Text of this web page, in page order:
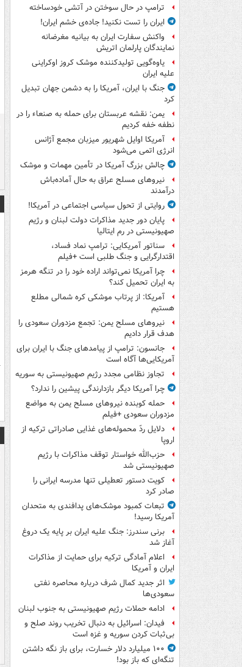
ترامپ در حال سوختن در آتشی خودساخته
ایران را تست نکنید! جاده‌ی خشم ایران!
واکنش سفارت ایران به بیانیه مغرضانه
نمایندگان پارلمان اتریش
یاوه‌گویی تولیدکننده موشک کروز اوکراینی
علیه ایران
جنگ با ایران، آمریکا را به دشمن جهان تبدیل
کرد
یمن: نقشه عربستان برای حمله به صنعاء را در
نطفه خفه کردیم
آمریکا اوایل شهریور میزبان مجمع آژانس
انرژی اتمی می‌شود
چالش بزرگ آمریکا در تأمین مهمات و موشک
نیروهای مسلح عراق به حال آماده‌باش
درآمدند
روایتی از تحول سیاسی اجتماعی در آمریکا!
پایان دور جدید مذاکرات دولت لبنان و رژیم
صهیونیستی در رم ایتالیا
سناتور آمریکایی: ترامپ نماد فساد،
اقتدارگرایی و جنگ طلبی است +فیلم
چرا آمریکا نمی‌تواند اراده خود را در تنگه هرمز
به ایران تحمیل کند؟
آمریکا: از پرتاب موشکی کره شمالی مطلع
هستیم
نیروهای مسلح یمن: تجمع مزدوران سعودی را
هدف قرار دادیم
جانسون: ترامپ از پیامدهای جنگ با ایران برای
آمریکایی‌ها آگاه است
تجاوز نظامی مجدد رژیم صهیونیستی به سوریه
چرا آمریکا دیگر بازدارندگی پیشین را ندارد؟
حمله کوبنده نیروهای مسلح یمن به مواضع
مزدوران سعودی +فیلم
دلایل ردّ محموله‌های غذایی صادراتی ترکیه از
اروپا
حزب‌الله خواستار توقف مذاکرات با رژیم
صهیونیستی شد
کویت دستور تعطیلی تنها مدرسه ایرانی را
صادر کرد
تبعات کمبود موشک‌های پدافندی به متحدان
آمریکا رسید!
برنی سندرز: جنگ علیه ایران بر پایه یک دروغ
آغاز شد
اعلام آمادگی ترکیه برای حمایت از مذاکرات
ایران و آمریکا
اثر جدید کمال شرف درباره محاصره نفتی
سعودی‌ها
ادامه حملات رژیم صهیونیستی به جنوب لبنان
فیدان: اسرائیل به دنبال تخریب روند صلح و
بی‌ثبات کردن سوریه و غزه است
۱۰۰ میلیارد دلار خسارت، برای باز نگه داشتن
تنگه‌ای که باز بود!